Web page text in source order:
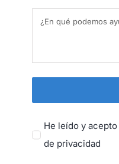
He leído y
de privacidad